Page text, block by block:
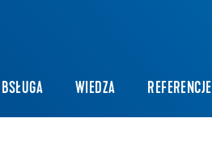
WIEDZA REFERENCJE